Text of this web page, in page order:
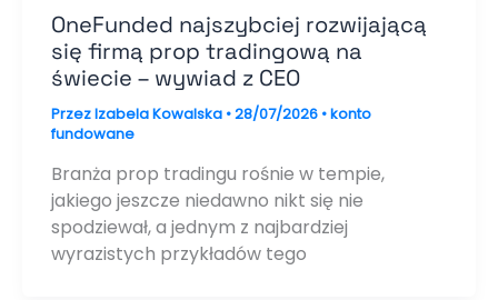
OneFunded najszybciej rozwijającą
się firmą prop tradingową na
świecie – wywiad z CEO
PrzezIzabela Kowalska •28/07/2026 •konto
fundowane
Branża prop tradingu rośnie w tempie,
jakiego jeszcze niedawno nikt się nie
spodziewał, a jednym z najbardziej
wyrazistych przykładów tego